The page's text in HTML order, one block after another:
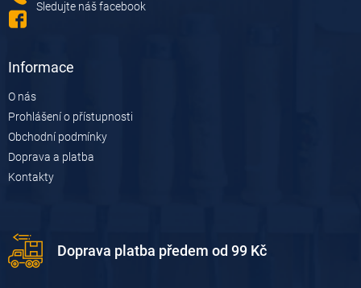
Sledujte náš facebook
Informace
O nás
Prohlášení o přístupnosti
Obchodní podmínky
Doprava a platba
Kontakty
Doprava platba předem od 99 Kč